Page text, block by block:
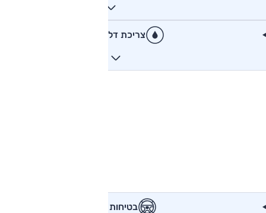
צריכת דלק
בטיחות